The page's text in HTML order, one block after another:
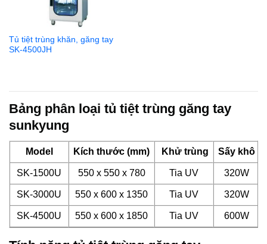
Tủ tiệt trùng khăn, găng tay
SK-4500JH
Bảng phân loại tủ tiệt trùng găng tay
sunkyung
Model Kích thước (mm) Khử trùng Sấy khô
SK-1500U 550 x 550 x 780 Tia UV 320W
SK-3000U 550 x 600 x 1350 Tia UV 320W
SK-4500U 550 x 600 x 1850 Tia UV 600W